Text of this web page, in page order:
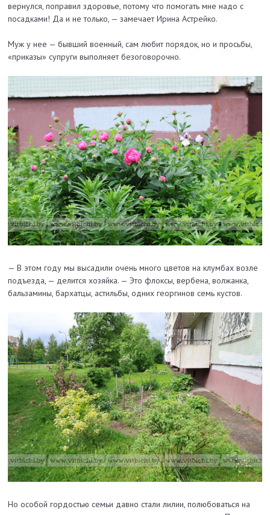
вернулся, поправил здоровье, потому что помогать мне надо с
посадками! Да и не только, — замечает Ирина Астрейко.
Муж у нее — бывший военный, сам любит порядок, но и просьбы,
«приказы» супруги выполняет безоговорочно.
— В этом году мы высадили очень много цветов на клумбах возле
подъезда, — делится хозяйка. — Это флоксы, вербена, волжанка,
бальзамины, бархатцы, астильбы, одних георгинов семь кустов.
Но особой гордостью семьи давно стали лилии, полюбоваться на